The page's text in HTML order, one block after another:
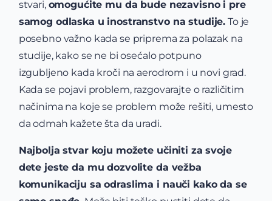
stvari, omogućite mu da bude nezavisno i pre
samog odlaska u inostranstvo na studije. To je
posebno važno kada se priprema za polazak na
studije, kako se ne bi osećalo potpuno
izgubljeno kada kroči na aerodrom i u novi grad.
Kada se pojavi problem, razgovarajte o različitim
načinima na koje se problem može rešiti, umesto
da odmah kažete šta da uradi.
Najbolja stvar koju možete učiniti za svoje
dete jeste da mu dozvolite da vežba
komunikaciju sa odraslima i nauči kako da se